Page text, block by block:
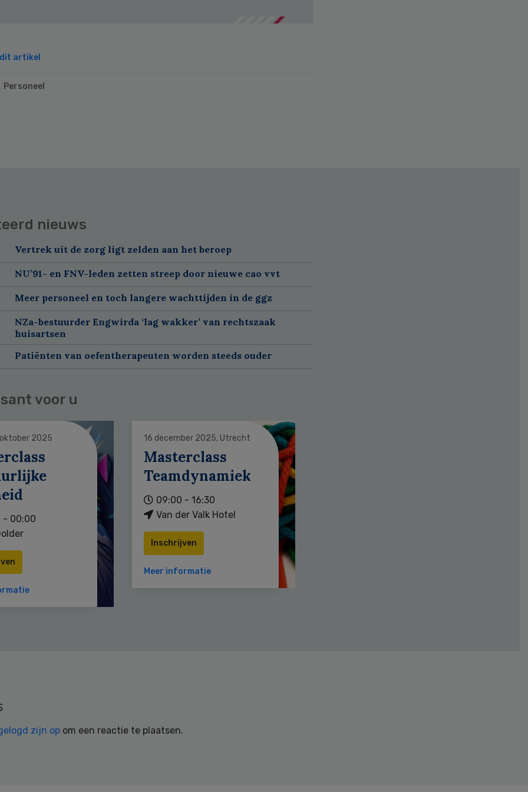
artikel
Personeel
nieuws
Vertrek uit de zorg ligt zelden aan het beroep
NU’91- en FNV-leden zetten streep door nieuwe cao vvt
Meer personeel en toch langere wachttijden in de ggz
NZa-bestuurder Engwirda ‘lag wakker’ van rechtszaak
huisartsen
Patiënten van oefentherapeuten worden steeds ouder
voor u
2025
- 00:00
16 december 2025, Utrecht
Masterclass
Teamdynamiek
09:00 - 16:30
Van der Valk Hotel
Inschrijven
Meer informatie
zijn op om een reactie te plaatsen.